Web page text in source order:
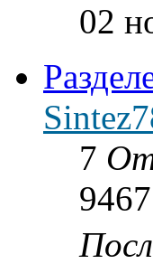
02
7
9467